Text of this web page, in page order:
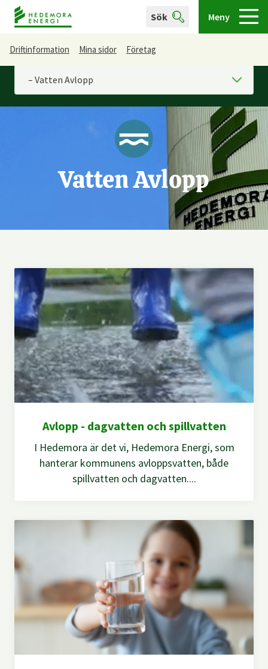
Sök Meny
Driftinformation Mina sidor Företag
Du är här
Vatten Avlopp
Avlopp - dagvatten och spillvatten
I Hedemora är det vi, Hedemora Energi, som
hanterar kommunens avloppsvatten, både
spillvatten och dagvatten....